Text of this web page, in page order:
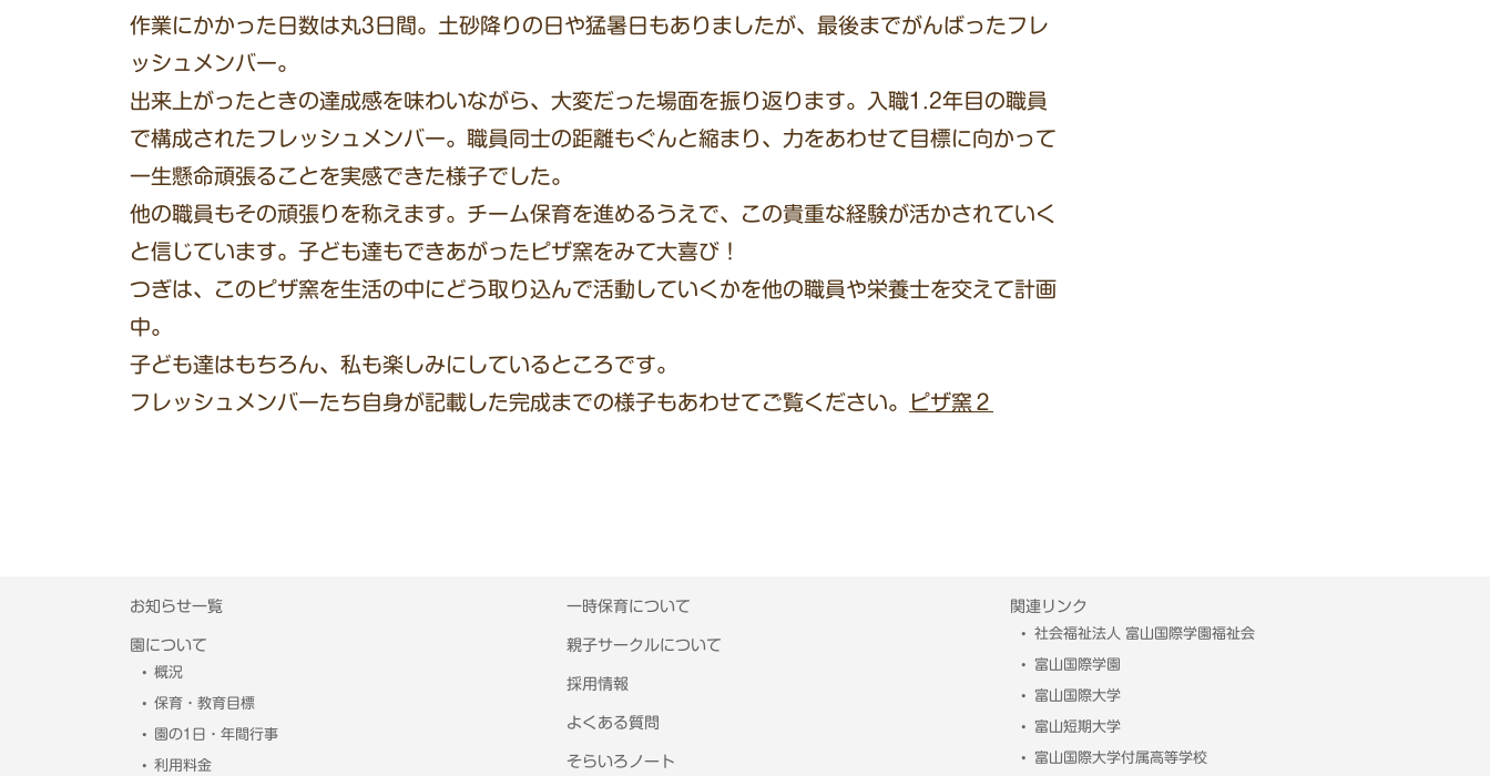
作業にかかった日数は丸3日間。土砂降りの日や猛暑日もありましたが、最後までがんばったフレ
ッシュメンバー。
出来上がったときの達成感を味わいながら、大変だった場面を振り返ります。入職1.2年目の職員
で構成されたフレッシュメンバー。職員同士の距離もぐんと縮まり、力をあわせて目標に向かって
一生懸命頑張ることを実感できた様子でした。
他の職員もその頑張りを称えます。チーム保育を進めるうえで、この貴重な経験が活かされていく
と信じています。子ども達もできあがったピザ窯をみて大喜び！
つぎは、このピザ窯を生活の中にどう取り込んで活動していくかを他の職員や栄養士を交えて計画
中。
子ども達はもちろん、私も楽しみにしているところです。
フレッシュメンバーたち自身が記載した完成までの様子もあわせてご覧ください。
ピザ窯２
お知らせ一覧
園について
概況
保育・教育目標
園の1日・年間行事
利用料金
一時保育について
親子サークルについて
採用情報
よくある質問
そらいろノート
関連リンク
社会福祉法人 富山国際学園福祉会
富山国際学園
富山国際大学
富山短期大学
富山国際大学付属高等学校